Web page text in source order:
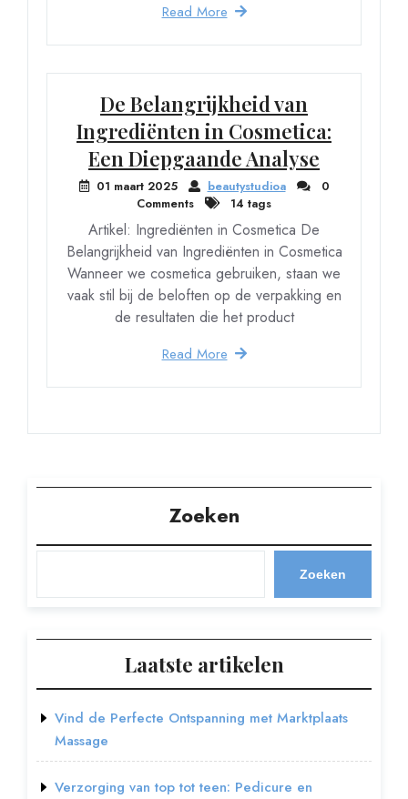
Read More
De Belangrijkheid van
Ingrediënten in Cosmetica:
Een Diepgaande Analyse
01 maart 2025 beautystudioa
0
Comments
14 tags
Artikel: Ingrediënten in Cosmetica De
Belangrijkheid van Ingrediënten in Cosmetica
Wanneer we cosmetica gebruiken, staan we
vaak stil bij de beloften op de verpakking en
de resultaten die het product
Read More
Zoeken
Zoeken
Laatste artikelen
Vind de Perfecte Ontspanning met Marktplaats
Massage
Verzorging van top tot teen: Pedicure en